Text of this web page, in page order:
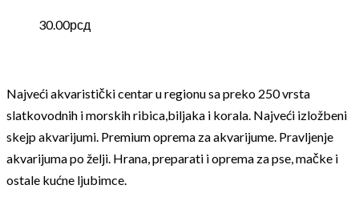
30.00рсд
Najveći akvaristički centar u regionu sa preko 250 vrsta
slatkovodnih i morskih ribica,biljaka i korala. Najveći izložbeni
skejp akvarijumi. Premium oprema za akvarijume. Pravljenje
akvarijuma po želji. Hrana, preparati i oprema za pse, mačke i
ostale kućne ljubimce.